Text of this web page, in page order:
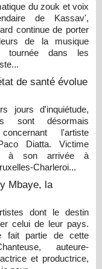
du zouk et voix
de Kassav',
continue de porter
de la musique
tournée dans les
de santé évolue
jours d'inquiétude,
sont désormais
l'artiste
Diatta. Victime
à son arrivée à
Charleroi...
Mbaye, la
dont le destin
celui de leur pays.
fait partie de cette
auteure-
et productrice,